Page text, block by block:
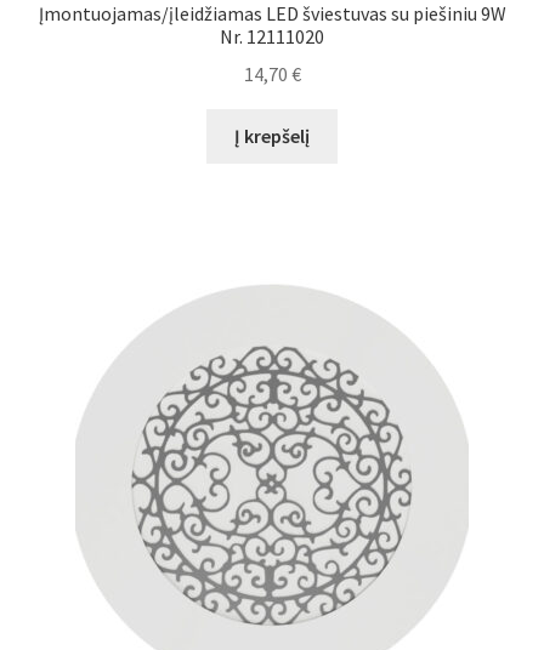
Įmontuojamas/įleidžiamas LED šviestuvas su piešiniu 9W
Nr. 12111020
14,70 €
Į krepšelį